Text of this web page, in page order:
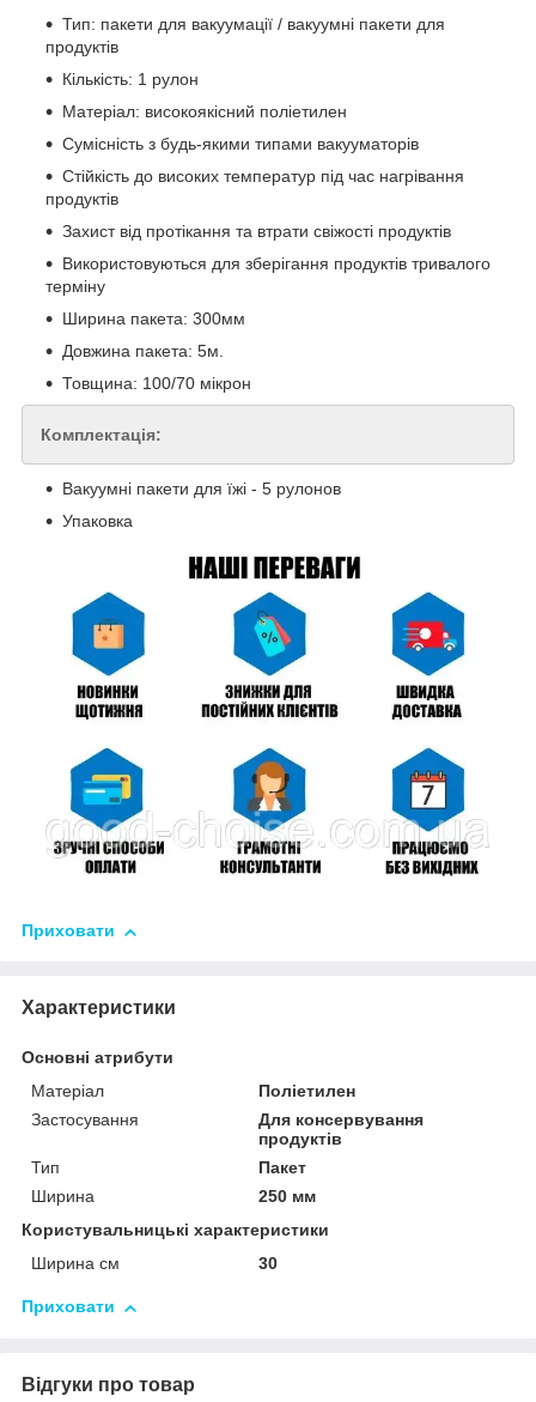
Тип: пакети для вакуумації / вакуумні пакети для
продуктів
Кількість: 1 рулон
Матеріал: високоякісний поліетилен
Сумісність з будь-якими типами вакууматорів
Стійкість до високих температур під час нагрівання
продуктів
Захист від протікання та втрати свіжості продуктів
Використовуються для зберігання продуктів тривалого
терміну
Ширина пакета: 300мм
Довжина пакета: 5м.
Товщина: 100/70 мікрон
Комплектація:
Вакуумні пакети для їжі - 5 рулонов
Упаковка
Приховати
Характеристики
Основні атрибути
Матеріал
Поліетилен
Застосування
Для консервування
продуктів
Тип
Пакет
Ширина
250 мм
Користувальницькі характеристики
Ширина см
30
Приховати
Відгуки про товар